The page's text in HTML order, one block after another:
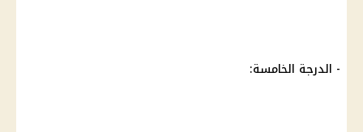
- الدرجة الخامسة: